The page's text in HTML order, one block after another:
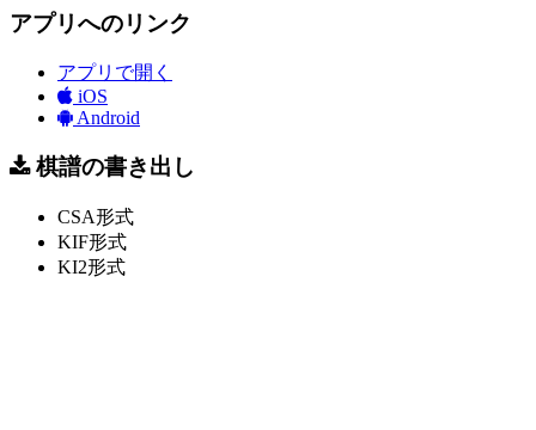
アプリへのリンク
アプリで開く
iOS
Android
棋譜の書き出し
CSA形式
KIF形式
KI2形式